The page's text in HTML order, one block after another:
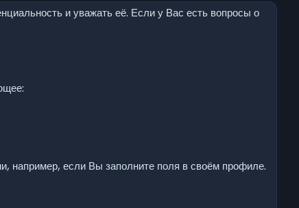
и уважать её. Если у Вас есть вопросы о
например, если Вы заполните поля в своём профиле.